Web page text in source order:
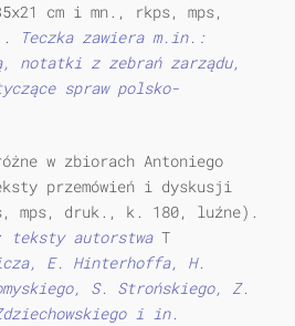
cm i mn., rkps, mps,
Teczka zawiera m.in.:
notatki z zebrań zarządu,
spraw polsko-
w zbiorach Antoniego
przemówień i dyskusji
mps, druk., k. 180, luźne).
teksty autorstwa T
E. Hinterhoffa, H.
S. Strońskiego, Z.
i in.